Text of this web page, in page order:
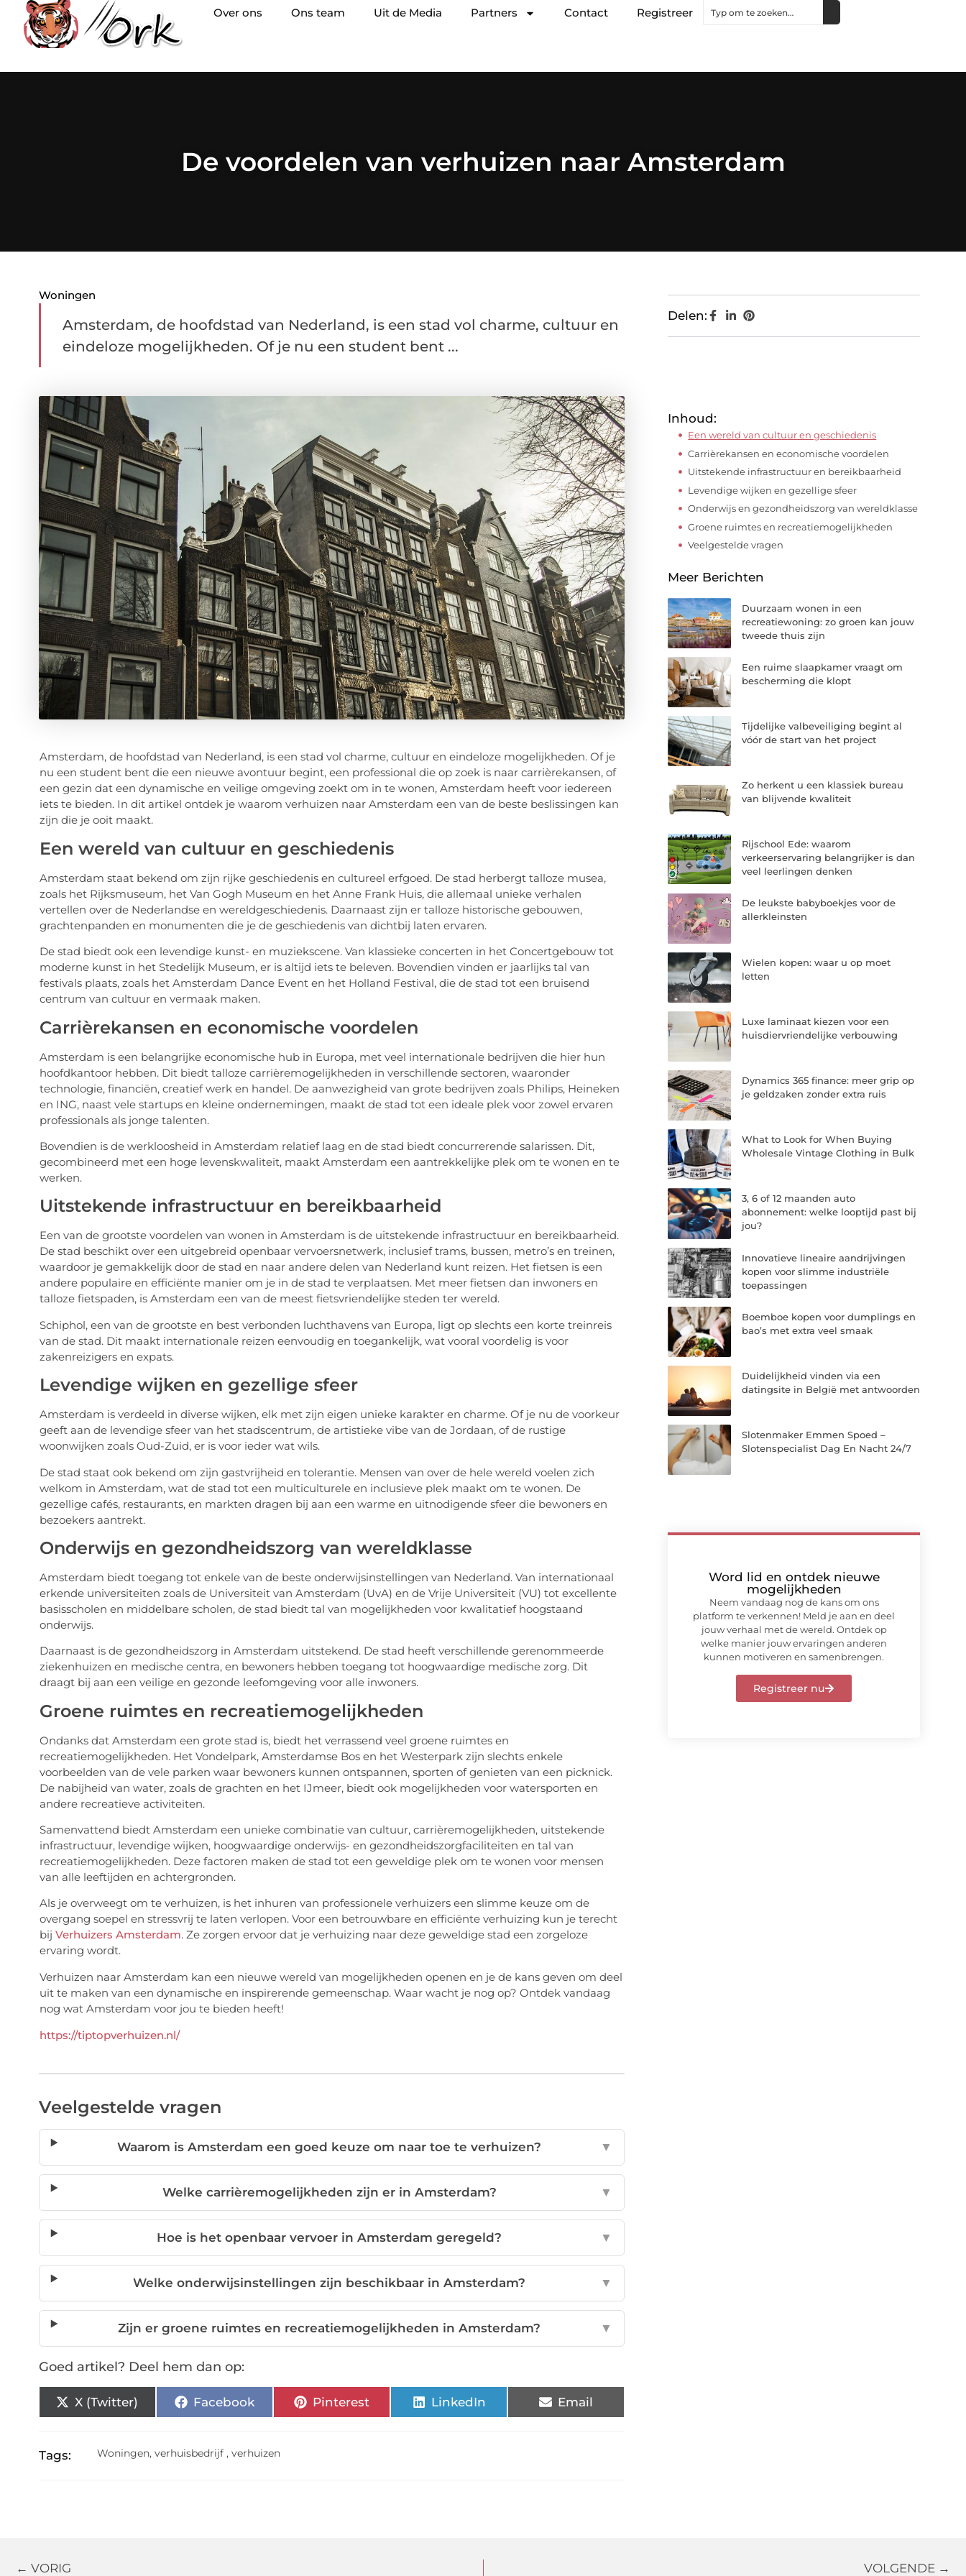
Over ons Ons team Uit de Media Partners Contact Registreer
De voordelen van verhuizen naar Amsterdam
Woningen
Amsterdam, de hoofdstad van Nederland, is een stad vol charme, cultuur en
eindeloze mogelijkheden. Of je nu een student bent ...
Amsterdam, de hoofdstad van Nederland, is een stad vol charme, cultuur en eindeloze mogelijkheden. Of je
nu een student bent die een nieuwe avontuur begint, een professional die op zoek is naar carrièrekansen, of
een gezin dat een dynamische en veilige omgeving zoekt om in te wonen, Amsterdam heeft voor iedereen
iets te bieden. In dit artikel ontdek je waarom verhuizen naar Amsterdam een van de beste beslissingen kan
zijn die je ooit maakt.
Een wereld van cultuur en geschiedenis
Amsterdam staat bekend om zijn rijke geschiedenis en cultureel erfgoed. De stad herbergt talloze musea,
zoals het Rijksmuseum, het Van Gogh Museum en het Anne Frank Huis, die allemaal unieke verhalen
vertellen over de Nederlandse en wereldgeschiedenis. Daarnaast zijn er talloze historische gebouwen,
grachtenpanden en monumenten die je de geschiedenis van dichtbij laten ervaren.
De stad biedt ook een levendige kunst- en muziekscene. Van klassieke concerten in het Concertgebouw tot
moderne kunst in het Stedelijk Museum, er is altijd iets te beleven. Bovendien vinden er jaarlijks tal van
festivals plaats, zoals het Amsterdam Dance Event en het Holland Festival, die de stad tot een bruisend
centrum van cultuur en vermaak maken.
Carrièrekansen en economische voordelen
Amsterdam is een belangrijke economische hub in Europa, met veel internationale bedrijven die hier hun
hoofdkantoor hebben. Dit biedt talloze carrièremogelijkheden in verschillende sectoren, waaronder
technologie, financiën, creatief werk en handel. De aanwezigheid van grote bedrijven zoals Philips, Heineken
en ING, naast vele startups en kleine ondernemingen, maakt de stad tot een ideale plek voor zowel ervaren
professionals als jonge talenten.
Bovendien is de werkloosheid in Amsterdam relatief laag en de stad biedt concurrerende salarissen. Dit,
gecombineerd met een hoge levenskwaliteit, maakt Amsterdam een aantrekkelijke plek om te wonen en te
werken.
Uitstekende infrastructuur en bereikbaarheid
Een van de grootste voordelen van wonen in Amsterdam is de uitstekende infrastructuur en bereikbaarheid.
De stad beschikt over een uitgebreid openbaar vervoersnetwerk, inclusief trams, bussen, metro’s en treinen,
waardoor je gemakkelijk door de stad en naar andere delen van Nederland kunt reizen. Het fietsen is een
andere populaire en efficiënte manier om je in de stad te verplaatsen. Met meer fietsen dan inwoners en
talloze fietspaden, is Amsterdam een van de meest fietsvriendelijke steden ter wereld.
Schiphol, een van de grootste en best verbonden luchthavens van Europa, ligt op slechts een korte treinreis
van de stad. Dit maakt internationale reizen eenvoudig en toegankelijk, wat vooral voordelig is voor
zakenreizigers en expats.
Levendige wijken en gezellige sfeer
Amsterdam is verdeeld in diverse wijken, elk met zijn eigen unieke karakter en charme. Of je nu de voorkeur
geeft aan de levendige sfeer van het stadscentrum, de artistieke vibe van de Jordaan, of de rustige
woonwijken zoals Oud-Zuid, er is voor ieder wat wils.
De stad staat ook bekend om zijn gastvrijheid en tolerantie. Mensen van over de hele wereld voelen zich
welkom in Amsterdam, wat de stad tot een multiculturele en inclusieve plek maakt om te wonen. De
gezellige cafés, restaurants, en markten dragen bij aan een warme en uitnodigende sfeer die bewoners en
bezoekers aantrekt.
Onderwijs en gezondheidszorg van wereldklasse
Amsterdam biedt toegang tot enkele van de beste onderwijsinstellingen van Nederland. Van internationaal
erkende universiteiten zoals de Universiteit van Amsterdam (UvA) en de Vrije Universiteit (VU) tot excellente
basisscholen en middelbare scholen, de stad biedt tal van mogelijkheden voor kwalitatief hoogstaand
onderwijs.
Daarnaast is de gezondheidszorg in Amsterdam uitstekend. De stad heeft verschillende gerenommeerde
ziekenhuizen en medische centra, en bewoners hebben toegang tot hoogwaardige medische zorg. Dit
draagt bij aan een veilige en gezonde leefomgeving voor alle inwoners.
Groene ruimtes en recreatiemogelijkheden
Ondanks dat Amsterdam een grote stad is, biedt het verrassend veel groene ruimtes en
recreatiemogelijkheden. Het Vondelpark, Amsterdamse Bos en het Westerpark zijn slechts enkele
voorbeelden van de vele parken waar bewoners kunnen ontspannen, sporten of genieten van een picknick.
De nabijheid van water, zoals de grachten en het IJmeer, biedt ook mogelijkheden voor watersporten en
andere recreatieve activiteiten.
Samenvattend biedt Amsterdam een unieke combinatie van cultuur, carrièremogelijkheden, uitstekende
infrastructuur, levendige wijken, hoogwaardige onderwijs- en gezondheidszorgfaciliteiten en tal van
recreatiemogelijkheden. Deze factoren maken de stad tot een geweldige plek om te wonen voor mensen
van alle leeftijden en achtergronden.
Als je overweegt om te verhuizen, is het inhuren van professionele verhuizers een slimme keuze om de
overgang soepel en stressvrij te laten verlopen. Voor een betrouwbare en efficiënte verhuizing kun je terecht
bij Verhuizers Amsterdam. Ze zorgen ervoor dat je verhuizing naar deze geweldige stad een zorgeloze
ervaring wordt.
Verhuizen naar Amsterdam kan een nieuwe wereld van mogelijkheden openen en je de kans geven om deel
uit te maken van een dynamische en inspirerende gemeenschap. Waar wacht je nog op? Ontdek vandaag
nog wat Amsterdam voor jou te bieden heeft!
https://tiptopverhuizen.nl/
Veelgestelde vragen
Waarom is Amsterdam een goed keuze om naar toe te verhuizen? ▼
Welke carrièremogelijkheden zijn er in Amsterdam? ▼
Hoe is het openbaar vervoer in Amsterdam geregeld? ▼
Welke onderwijsinstellingen zijn beschikbaar in Amsterdam? ▼
Zijn er groene ruimtes en recreatiemogelijkheden in Amsterdam? ▼
Goed artikel? Deel hem dan op:
X (Twitter) Facebook Pinterest LinkedIn Email
Tags: Woningen,verhuisbedrijf ,verhuizen
Delen:
Inhoud:
Een wereld van cultuur en geschiedenis
Carrièrekansen en economische voordelen
Uitstekende infrastructuur en bereikbaarheid
Levendige wijken en gezellige sfeer
Onderwijs en gezondheidszorg van wereldklasse
Groene ruimtes en recreatiemogelijkheden
Veelgestelde vragen
Meer Berichten
Duurzaam wonen in een
recreatiewoning: zo groen kan jouw
tweede thuis zijn
Een ruime slaapkamer vraagt om
bescherming die klopt
Tijdelijke valbeveiliging begint al
vóór de start van het project
Zo herkent u een klassiek bureau
van blijvende kwaliteit
Rijschool Ede: waarom
verkeerservaring belangrijker is dan
veel leerlingen denken
De leukste babyboekjes voor de
allerkleinsten
Wielen kopen: waar u op moet
letten
Luxe laminaat kiezen voor een
huisdiervriendelijke verbouwing
Dynamics 365 finance: meer grip op
je geldzaken zonder extra ruis
What to Look for When Buying
Wholesale Vintage Clothing in Bulk
3, 6 of 12 maanden auto
abonnement: welke looptijd past bij
jou?
Innovatieve lineaire aandrijvingen
kopen voor slimme industriële
toepassingen
Boemboe kopen voor dumplings en
bao’s met extra veel smaak
Duidelijkheid vinden via een
datingsite in België met antwoorden
Slotenmaker Emmen Spoed –
Slotenspecialist Dag En Nacht 24/7
Word lid en ontdek nieuwe
mogelijkheden
Neem vandaag nog de kans om ons
platform te verkennen! Meld je aan en deel
jouw verhaal met de wereld. Ontdek op
welke manier jouw ervaringen anderen
kunnen motiveren en samenbrengen.
Registreer nu
← VORIG VOLGENDE →